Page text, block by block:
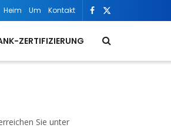
Heim Um Kontakt
ZERTIFIZIERUNG
Sie unter